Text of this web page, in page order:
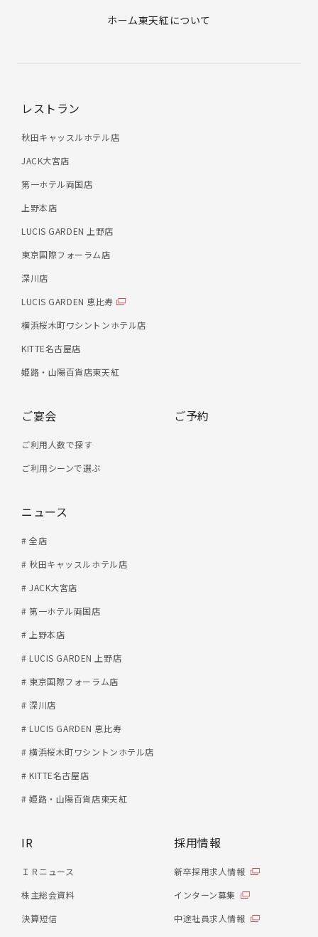
ホーム東天紅について
レストラン
秋田キャッスルホテル店
JACK大宮店
第一ホテル両国店
上野本店
LUCIS GARDEN 上野店
東京国際フォーラム店
深川店
LUCIS GARDEN 恵比寿
横浜桜木町ワシントンホテル店
KITTE名古屋店
姫路・山陽百貨店東天紅
ご宴会
ご利用人数で探す
ご利用シーンで選ぶ
ニュース
# 全店
# 秋田キャッスルホテル店
# JACK大宮店
# 第一ホテル両国店
# 上野本店
# LUCIS GARDEN 上野店
# 東京国際フォーラム店
# 深川店
# LUCIS GARDEN 恵比寿
# 横浜桜木町ワシントンホテル店
# KITTE名古屋店
# 姫路・山陽百貨店東天紅
ご予約
採用情報
新卒採用求人情報
インターン募集
中途社員求人情報
IR
ＩＲニュース
株主総会資料
決算短信